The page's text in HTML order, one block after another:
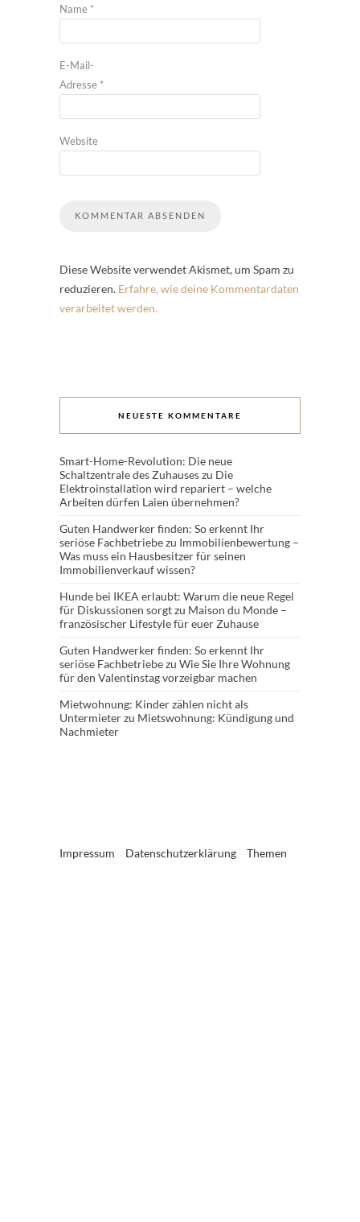
Name *
E-Mail-
Adresse *
Website
Diese Website verwendet Akismet, um Spam zu
reduzieren. Erfahre, wie deine Kommentardaten
verarbeitet werden.
NEUESTE KOMMENTARE
Smart-Home-Revolution: Die neue
Schaltzentrale des Zuhauseszu Die
Elektroinstallation wird repariert – welche
Arbeiten dürfen Laien übernehmen?
Guten Handwerker finden: So erkennt Ihr
seriöse Fachbetriebezu Immobilienbewertung –
Was muss ein Hausbesitzer für seinen
Immobilienverkauf wissen?
Hunde bei IKEA erlaubt: Warum die neue Regel
für Diskussionen sorgtzu Maison du Monde –
französischer Lifestyle für euer Zuhause
Guten Handwerker finden: So erkennt Ihr
seriöse Fachbetriebezu Wie Sie Ihre Wohnung
für den Valentinstag vorzeigbar machen
Mietwohnung: Kinder zählen nicht als
Untermieterzu Mietswohnung: Kündigung und
Nachmieter
Impressum Datenschutzerklärung Themen